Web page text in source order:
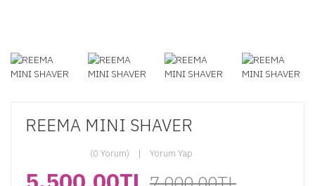
REEMA MINI SHAVER
(0 Yorum) Yorum Yap